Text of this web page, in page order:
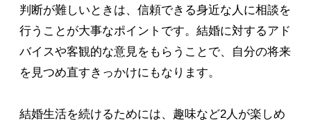
判断が難しいときは、信頼できる身近な人に相談を
行うことが大事なポイントです。結婚に対するアド
バイスや客観的な意見をもらうことで、自分の将来
を見つめ直すきっかけにもなります。
結婚生活を続けるためには、趣味など2人が楽しめ